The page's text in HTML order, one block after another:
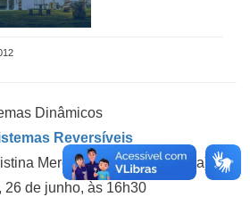
Dinâmicos
Reversíveis
Mereu (UFSCar-Sorocaba)
26 de junho, às 16h30